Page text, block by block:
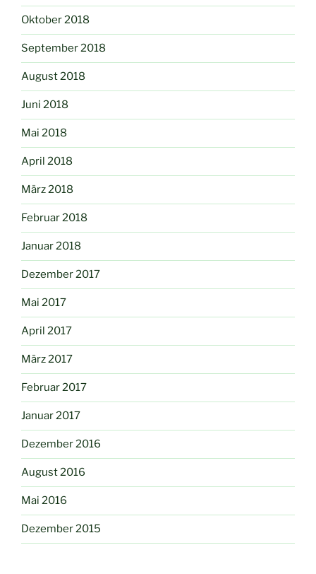
Oktober 2018
September 2018
August 2018
Juni 2018
Mai 2018
April 2018
März 2018
Februar 2018
Januar 2018
Dezember 2017
Mai 2017
April 2017
März 2017
Februar 2017
Januar 2017
Dezember 2016
August 2016
Mai 2016
Dezember 2015